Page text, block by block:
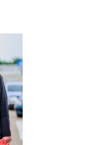
(с. Дашківка)
Вільховатка)
(с. Засулля)